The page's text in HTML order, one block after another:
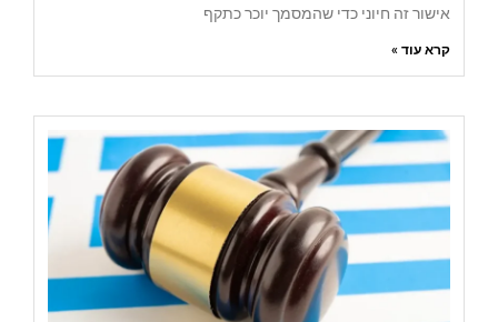
אישור זה חיוני כדי שהמסמך יוכר כתקף
קרא עוד »